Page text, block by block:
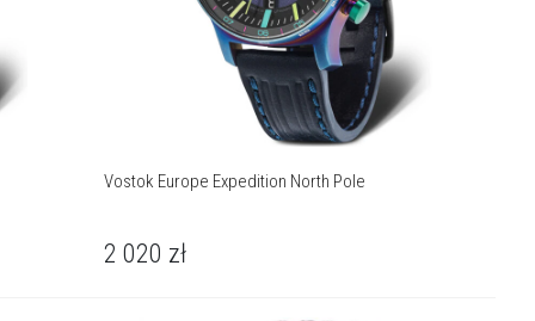
Vostok Europe Expedition North Pole
2 020 zł